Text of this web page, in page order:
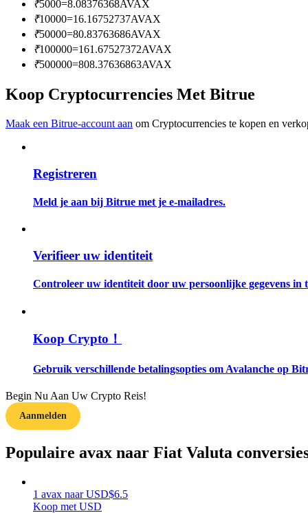
Word een Copy Trader
Geniet van winstdeling en copy trading commissies
Informatie
Big data-analyse inclusief handelsinformatie, enz.
Gids
Handelsstrategieën
₹5000=8.08376368AVAX
₹10000=16.16752737AVAX
₹50000=80.83763686AVAX
₹100000=161.67527372AVAX
₹500000=808.37636863AVAX
Koop Cryptocurrencies Met Bitrue
Maak een Bitrue-account aan om Cryptocurrencies te kopen en
Registreren
Meld je aan bij Bitrue met je e-mailadres.
Verifieer uw identiteit
Controleer uw identiteit door uw persoonlijke gegevens in
Koop Crypto！
Gebruik verschillende betalingsopties om Avalanche op
Begin Nu Aan Uw Crypto Reis!
Aanmelden
Populaire avax naar Fiat Valuta
1 avax naar USD$6.5
Koop met USD